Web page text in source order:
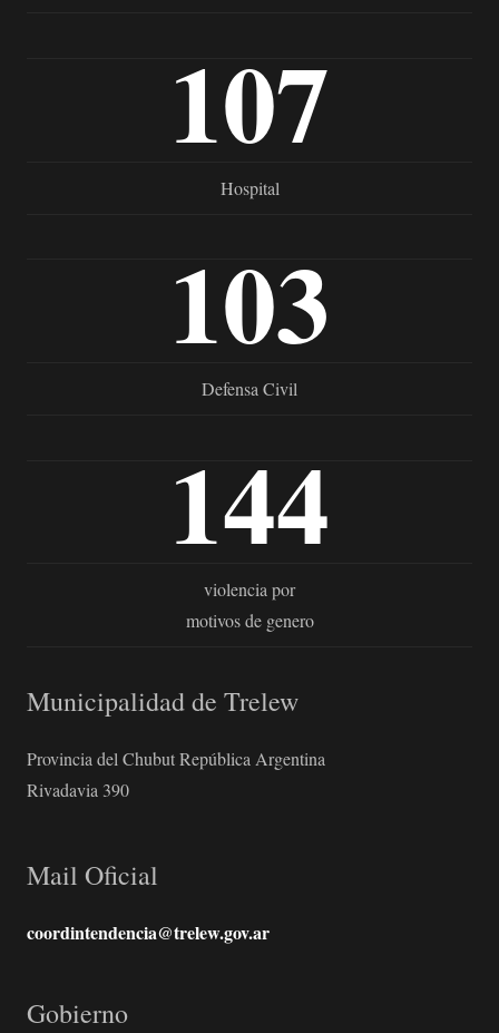
107
Hospital
103
Defensa Civil
144
violencia por
motivos de genero
Municipalidad de Trelew
Provincia del Chubut República Argentina
Rivadavia 390
Mail Oficial
coordintendencia@trelew.gov.ar
Gobierno